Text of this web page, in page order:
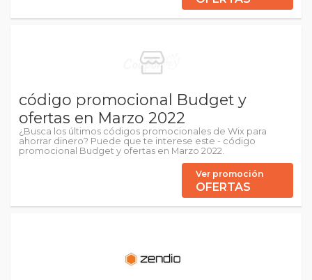
código promocional Budget y
ofertas en Marzo 2022
¿Busca los últimos códigos promocionales de Wix para
ahorrar dinero? Puede que te interese este - código
promocional Budget y ofertas en Marzo 2022.
Ver promoción
OFERTAS